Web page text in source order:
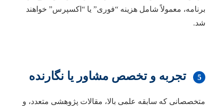
برنامه، معمولاً شامل هزینه “فوری” یا “اکسپرس” خواهند
شد.
5 تجربه و تخصص مشاور یا نگارنده
متخصصانی که سابقه علمی بالا، مقالات پژوهشی متعدد، و